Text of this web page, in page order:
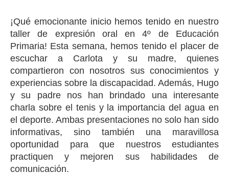
¡Qué emocionante inicio hemos tenido en nuestro
taller de expresión oral en 4º de Educación
Primaria! Esta semana, hemos tenido el placer de
escuchar a Carlota y su madre, quienes
compartieron con nosotros sus conocimientos y
experiencias sobre la discapacidad. Además, Hugo
y su padre nos han brindado una interesante
charla sobre el tenis y la importancia del agua en
el deporte. Ambas presentaciones no solo han sido
informativas, sino también una maravillosa
oportunidad para que nuestros estudiantes
practiquen y mejoren sus habilidades de
comunicación.